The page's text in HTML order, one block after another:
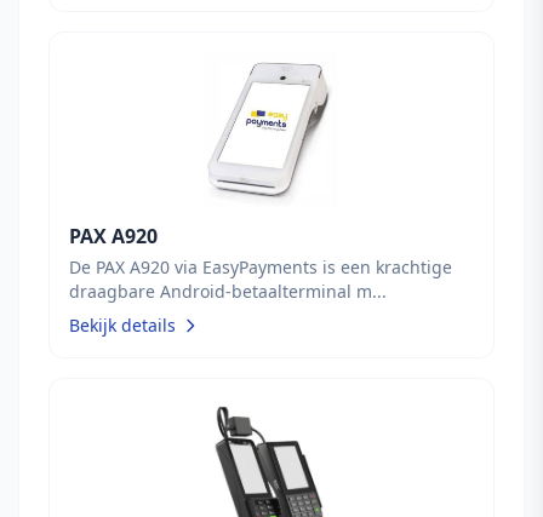
PAX A920
De PAX A920 via EasyPayments is een krachtige
draagbare Android-betaalterminal m...
Bekijk details